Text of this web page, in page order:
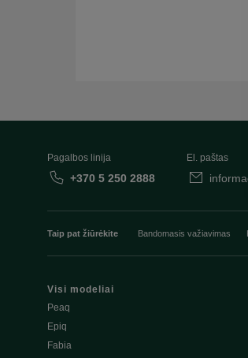
Pagalbos linija
+370 5 250 2888
El. paštas
Taip pat žiūrėkite Bandomasis važiavimas
Visi modeliai
Peaq
Epiq
Fabia